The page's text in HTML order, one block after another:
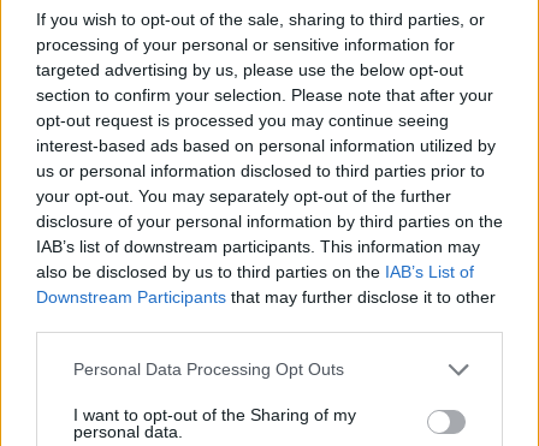
If you wish to opt-out of the sale, sharing to third parties, or
processing of your personal or sensitive information for
targeted advertising by us, please use the below opt-out
section to confirm your selection. Please note that after your
opt-out request is processed you may continue seeing
interest-based ads based on personal information utilized by
us or personal information disclosed to third parties prior to
your opt-out. You may separately opt-out of the further
disclosure of your personal information by third parties on the
IAB’s list of downstream participants. This information may
also be disclosed by us to third parties on the IAB’s List of
Downstream Participants that may further disclose it to other
Please note that this website/app uses one or more Google
not limited to your visit or usage behaviour. You may click to
grant or deny consent to Google and its third-party tags to
Personal Data Processing Opt Outs
I want to opt-out of the Sharing of my
personal data.
Tóta W. Árpád 2013 elején részletgazdag
publicisztikában kritizálta Zsiga Marcell miskolci
alpolgármester vagyonosodását és az őt segítő
politikai rendszert. A politikus azt gondolta helyes
válaszlépésnek, hogy büntetőeljárást kezdeményez a
publicista ellen. Rágalmazással vádolta a szerzőt
és…